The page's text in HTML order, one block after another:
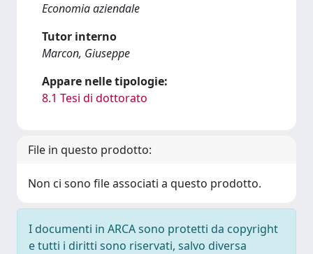
Economia aziendale
Tutor interno
Marcon, Giuseppe
Appare nelle tipologie:
8.1 Tesi di dottorato
File in questo prodotto:
Non ci sono file associati a questo prodotto.
I documenti in ARCA sono protetti da copyright
e tutti i diritti sono riservati, salvo diversa